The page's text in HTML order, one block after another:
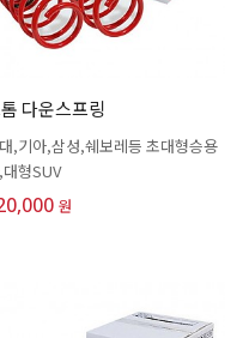
다운스프링
,기아,삼성,쉐보레등 초대형승용
형SUV
원